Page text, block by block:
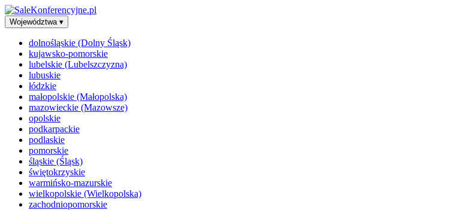
Województwa ▾
dolnośląskie (Dolny Śląsk)
kujawsko-pomorskie
lubelskie (Lubelszczyzna)
lubuskie
łódzkie
małopolskie (Małopolska)
mazowieckie (Mazowsze)
opolskie
podkarpackie
podlaskie
pomorskie
śląskie (Śląsk)
świętokrzyskie
warmińsko-mazurskie
wielkopolskie (Wielkopolska)
zachodniopomorskie